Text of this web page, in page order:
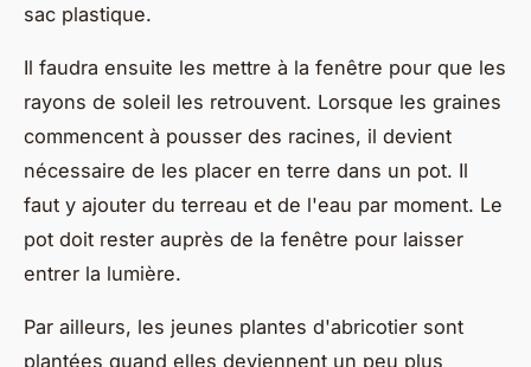
sac plastique.
Il faudra ensuite les mettre à la fenêtre pour que les
rayons de soleil les retrouvent. Lorsque les graines
commencent à pousser des racines, il devient
nécessaire de les placer en terre dans un pot. Il
faut y ajouter du terreau et de l'eau par moment. Le
pot doit rester auprès de la fenêtre pour laisser
entrer la lumière.
Par ailleurs, les jeunes plantes d'abricotier sont
plantées quand elles deviennent un peu plus